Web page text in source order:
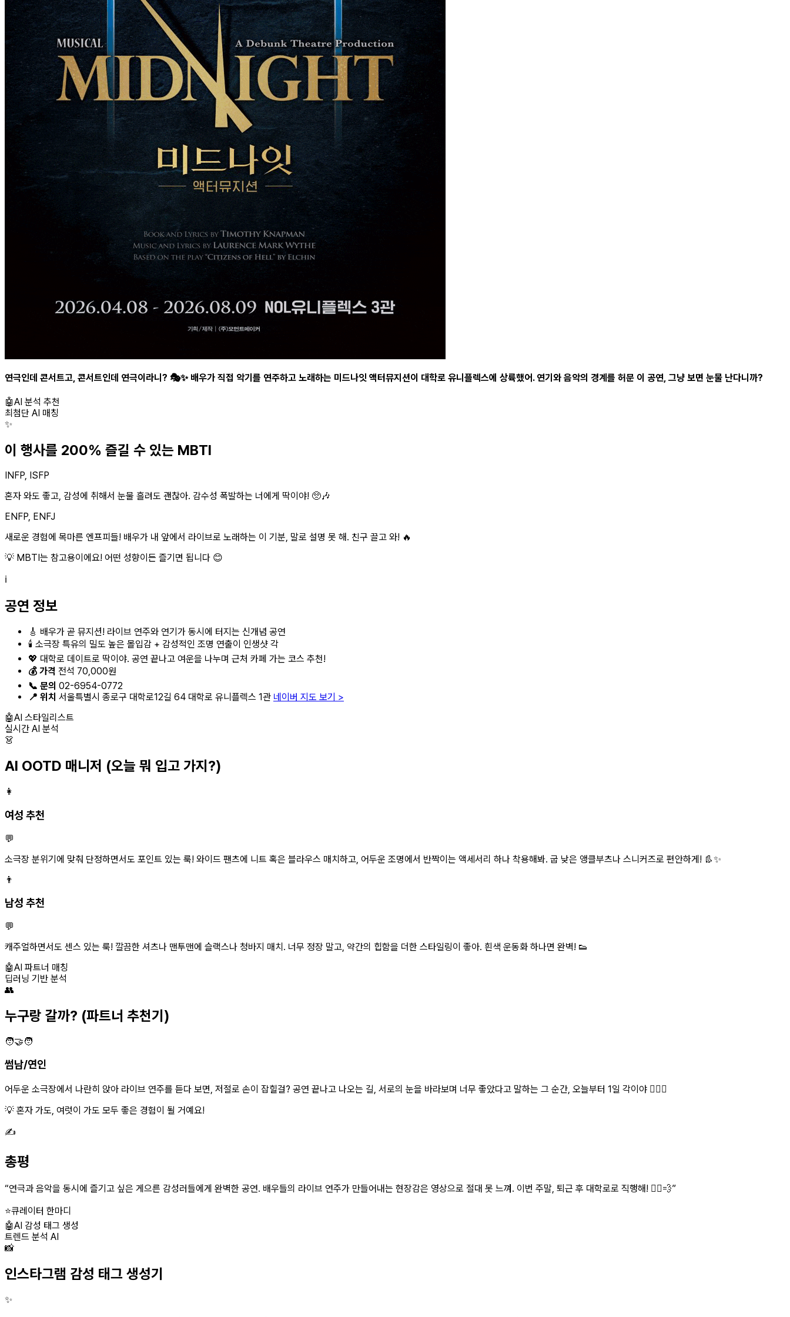
연극인데 콘서트고, 콘서트인데 연극이라니? 🎭✨ 배우가 직접 악기를 연주하고 노래하는 미드나잇 액터뮤지션이 대학로 유니플렉스에 상륙했어. 연기와 음악의 경계를 허문 이 공연, 그냥 보면 눈물 난다니까?
🤖AI 분석 추천
최첨단 AI 매칭
✨
이 행사를 200% 즐길 수 있는 MBTI
INFP, ISFP
혼자 와도 좋고, 감성에 취해서 눈물 흘려도 괜찮아. 감수성 폭발하는 너에게 딱이야! 🥺🎶
ENFP, ENFJ
새로운 경험에 목마른 엔프피들! 배우가 내 앞에서 라이브로 노래하는 이 기분, 말로 설명 못 해. 친구 끌고 와! 🔥
💡 MBTI는 참고용이에요! 어떤 성향이든 즐기면 됩니다 😊
ℹ️
공연 정보
🎸 배우가 곧 뮤지션! 라이브 연주와 연기가 동시에 터지는 신개념 공연
🕯️ 소극장 특유의 밀도 높은 몰입감 + 감성적인 조명 연출이 인생샷 각
💖 대학로 데이트로 딱이야. 공연 끝나고 여운을 나누며 근처 카페 가는 코스 추천!
💰 가격 전석 70,000원
📞 문의 02-6954-0772
📍 위치 서울특별시 종로구 대학로12길 64 대학로 유니플렉스 1관 네이버 지도 보기 >
🤖AI 스타일리스트
실시간 AI 분석
👗
AI OOTD 매니저 (오늘 뭐 입고 가지?)
👩
여성 추천
💬
소극장 분위기에 맞춰 단정하면서도 포인트 있는 룩! 와이드 팬츠에 니트 혹은 블라우스 매치하고, 어두운 조명에서 반짝이는 액세서리 하나 착용해봐. 굽 낮은 앵클부츠나 스니커즈로 편안하게! 👢✨
👨
남성 추천
💬
캐주얼하면서도 센스 있는 룩! 깔끔한 셔츠나 맨투맨에 슬랙스나 청바지 매치. 너무 정장 말고, 약간의 힙함을 더한 스타일링이 좋아. 흰색 운동화 하나면 완벽! 👟
🤖AI 파트너 매칭
딥러닝 기반 분석
👥
누구랑 갈까? (파트너 추천기)
🧑‍🤝‍🧑
썸남/연인
어두운 소극장에서 나란히 앉아 라이브 연주를 듣다 보면, 저절로 손이 잡힐걸? 공연 끝나고 나오는 길, 서로의 눈을 바라보며 너무 좋았다고 말하는 그 순간, 오늘부터 1일 각이야 👩‍❤️‍👨
💡 혼자 가도, 여럿이 가도 모두 좋은 경험이 될 거예요!
✍️
총평
“연극과 음악을 동시에 즐기고 싶은 게으른 감성러들에게 완벽한 공연. 배우들의 라이브 연주가 만들어내는 현장감은 영상으로 절대 못 느껴. 이번 주말, 퇴근 후 대학로로 직행해! 🏃‍♀️💨”
⭐큐레이터 한마디
🤖AI 감성 태그 생성
트렌드 분석 AI
📸
인스타그램 감성 태그 생성기
✨